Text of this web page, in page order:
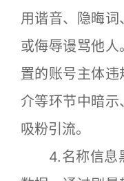
用谐音、隐晦
或侮辱谩骂他
置的账号主体
介等环节中暗
吸粉引流。
4.名称信息黑